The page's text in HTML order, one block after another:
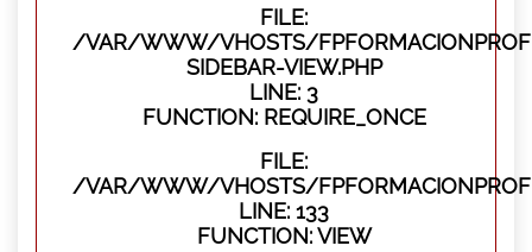
FILE:
/VAR/WWW/VHOSTS/
SIDEBAR-VIEW.PHP
LINE: 3
FUNCTION: REQUIRE_ONCE
FILE:
/VAR/WWW/VHOSTS/
LINE: 133
FUNCTION: VIEW